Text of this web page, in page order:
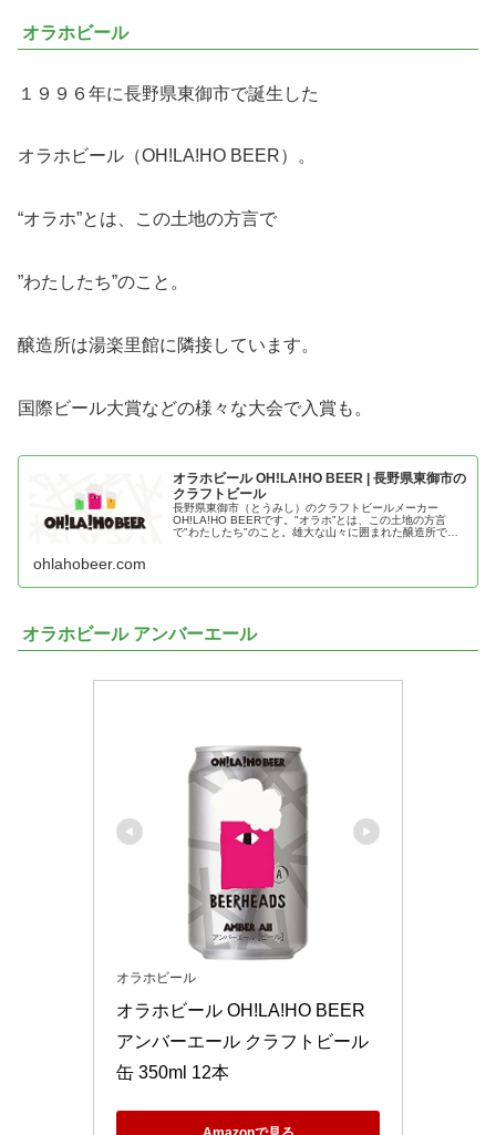
オラホビール
１９９６年に長野県東御市で誕生した
オラホビール（OH!LA!HO BEER）。
“オラホ”とは、この土地の方言で
”わたしたち”のこと。
醸造所は湯楽里館に隣接しています。
国際ビール大賞などの様々な大会で入賞も。
オラホビール OH!LA!HO BEER | 長野県東御市の
クラフトビール
長野県東御市（とうみし）のクラフトビールメーカー
OH!LA!HO BEERです。"オラホ”とは、この土地の方言
で"わたしたち"のこと。雄大な山々に囲まれた醸造所で、
ohlahobeer.com
オラホビール アンバーエール
オラホビール
オラホビール OH!LA!HO BEER
アンバーエール クラフトビール
缶 350ml 12本